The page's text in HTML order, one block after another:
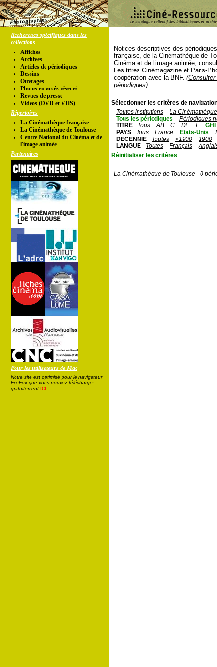
Recherches spécifiques dans les
collections
Affiches
Archives
Articles de périodiques
Dessins
Ouvrages
Photos en accés réservé
Revues de presse
Vidéos (DVD et VHS)
Répertoires
La Cinémathèque française
La Cinémathèque de Toulouse
Centre National du Cinéma et de
l'image animée
Partenaires
Pour les utilisateurs de Mac
Notre site est optimisé pour le navigateur
FireFox que vous pouvez télécharger
gratuitement ici
Notices descriptives des
française, de la Cinémathèque de
Cinéma et de l'image animée,
Les titres Cinémagazine et Paris-
coopération avec la BNF.
périodiques)
Sélectionner les critères de
Toutes institutions
La
Tous les périodiques
Périodiques
TITRE
Tous AB C DE F
GHI
PAYS
Tous France Etats-Unis
DECENNIE
Toutes <1900
1900
LANGUE
Toutes Français
Réinitialiser les critères
La Cinémathèque de Toulouse - 0